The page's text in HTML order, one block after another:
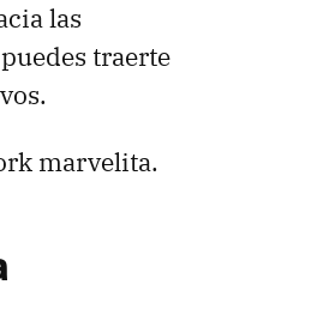
las
traerte
marvelita.